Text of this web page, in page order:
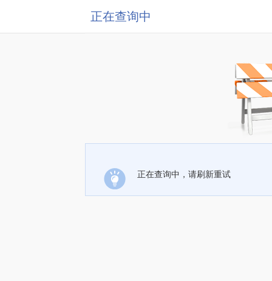
正在查询中
正在查询中，请刷新重试